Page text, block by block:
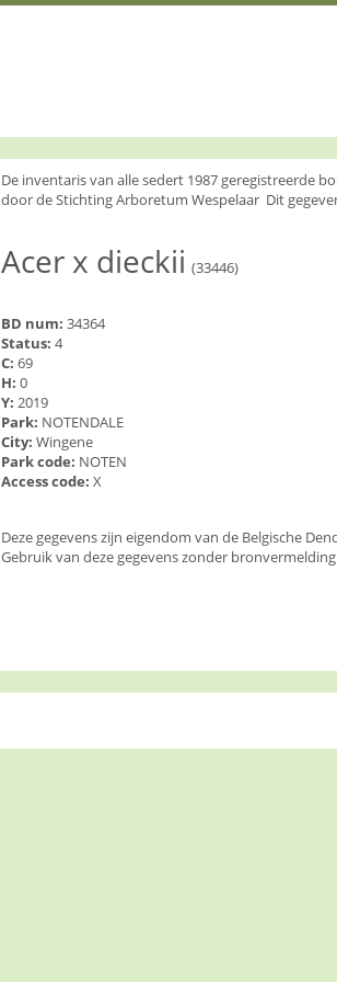
De inventaris van alle sedert 1987 geregistreerde
door de Stichting Arboretum Wespelaar Dit
Acer x dieckii (33446)
BD num: 34364
Status: 4
C: 69
H: 0
Y: 2019
Park: NOTENDALE
City: Wingene
Park code: NOTEN
Access code: X
Deze gegevens zijn eigendom van de Belgische
Gebruik van deze gegevens zonder